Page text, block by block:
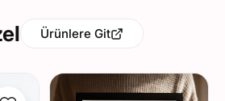
Ürünlere Git